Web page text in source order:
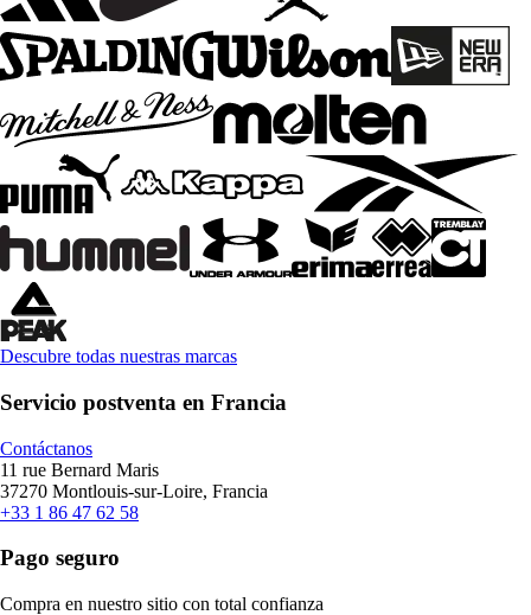
Descubre todas nuestras marcas
Servicio postventa en Francia
Contáctanos
11 rue Bernard Maris
37270 Montlouis-sur-Loire, Francia
+33 1 86 47 62 58
Pago seguro
Compra en nuestro sitio con total confianza